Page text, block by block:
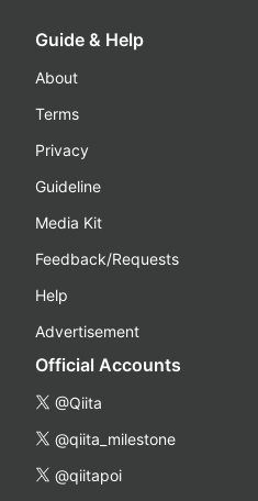
Guide & Help
About
Terms
Privacy
Guideline
Media Kit
Feedback/Requests
Help
Advertisement
Official Accounts
@Qiita
@qiita_milestone
@qiitapoi